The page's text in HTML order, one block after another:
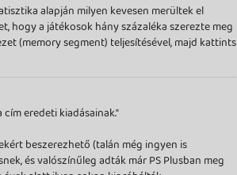
alapján milyen kevesen merültek el
hogy a játékosok hány százaléka szerezte meg
(memory segment) teljesítésével, majd kattints
eredeti kiadásainak."
beszerezhető (talán még ingyen is
és valószínűleg adták már PS Plusban meg